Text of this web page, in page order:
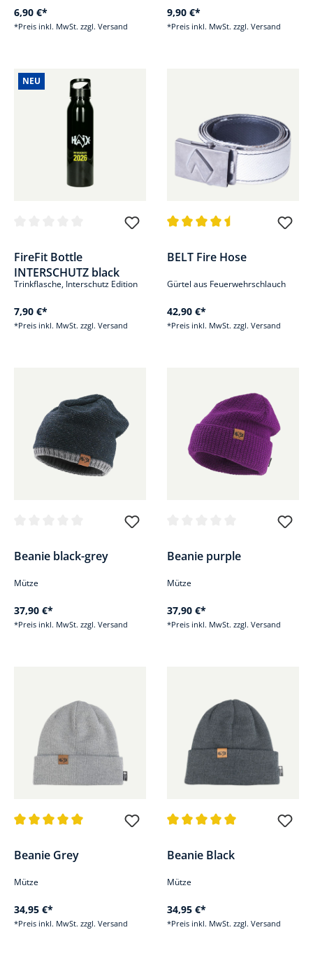
6,90 €*
*Preis inkl. MwSt. zzgl. Versand
9,90 €*
*Preis inkl. MwSt. zzgl. Versand
NEU
FireFit Bottle
INTERSCHUTZ black
Trinkflasche, Interschutz Edition
7,90 €*
*Preis inkl. MwSt. zzgl. Versand
BELT Fire Hose
Gürtel aus Feuerwehrschlauch
42,90 €*
*Preis inkl. MwSt. zzgl. Versand
Beanie black-grey
Mütze
37,90 €*
*Preis inkl. MwSt. zzgl. Versand
Beanie purple
Mütze
37,90 €*
*Preis inkl. MwSt. zzgl. Versand
Beanie Grey
Mütze
34,95 €*
*Preis inkl. MwSt. zzgl. Versand
Beanie Black
Mütze
34,95 €*
*Preis inkl. MwSt. zzgl. Versand